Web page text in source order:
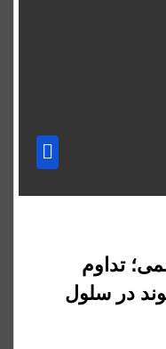
تداوم
در سلول